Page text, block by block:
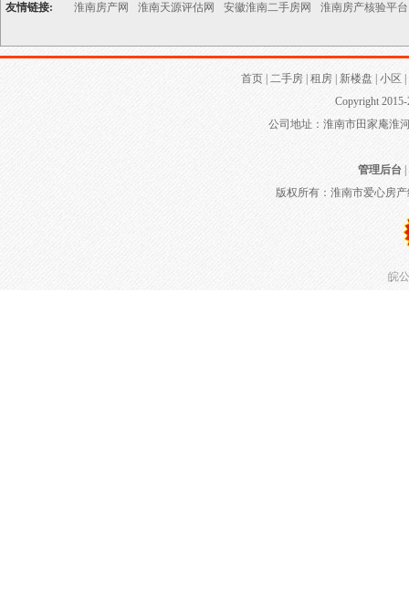
友情链接: 淮南房产网 淮南天源评估网 安徽淮南二手房网 淮南房产核验平台
首页 二手房 租房 新楼盘 小区
Copyright
公司地址：淮南市田家庵淮
管理后台|
版权所有：淮南市爱心房
皖